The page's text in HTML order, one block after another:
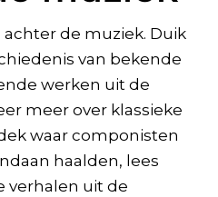
de muziek. Duik
van bekende
werken uit de
meer over klassieke
waar componisten
haalden, lees
verhalen uit de